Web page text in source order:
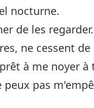
nocturne.
de les regarder.
ne cessent de
à me noyer
pas